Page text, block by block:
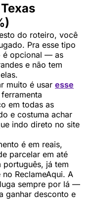
do roteiro, você
Pra esse tipo
é opcional — as
e não tem
muito é usar esse
em todas as
e costuma achar
indo direto no site
é em reais,
parcelar em até
português, já tem
ReclameAqui. A
sempre por lá —
ganhar desconto e